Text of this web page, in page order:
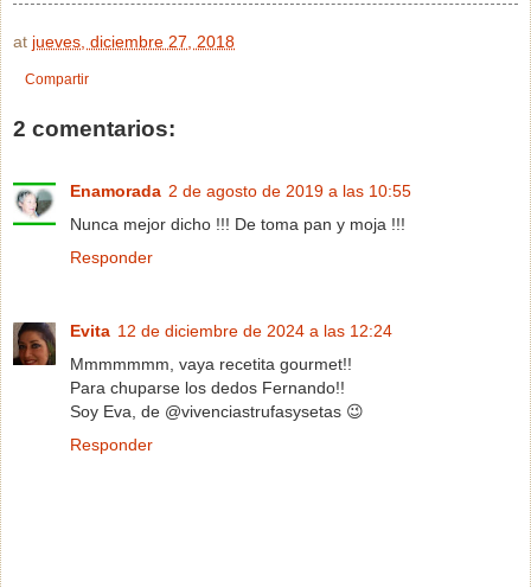
at jueves, diciembre 27, 2018
Compartir
2 comentarios:
Enamorada 2 de agosto de 2019 a las 10:55
Nunca mejor dicho !!! De toma pan y moja !!!
Responder
Evita 12 de diciembre de 2024 a las 12:24
Mmmmmmm, vaya recetita gourmet!!
Para chuparse los dedos Fernando!!
Soy Eva, de @vivenciastrufasysetas 😉
Responder